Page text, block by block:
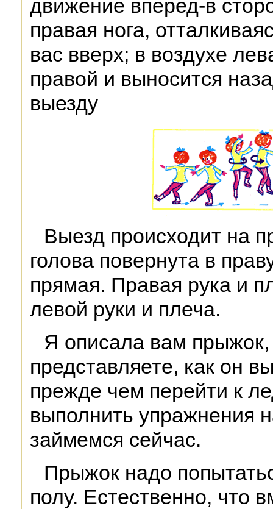
движение вперед-в
правая нога,
вас вверх; в воздухе
правой и выносится
выезду
Выезд происходит на
голова повернута в
прямая. Правая рука и
левой руки и плеча.
Я описала вам прыжок,
представляете, как он
прежде чем перейти к
выполнить упражнения
займемся сейчас.
Прыжок надо
полу. Естественно, что